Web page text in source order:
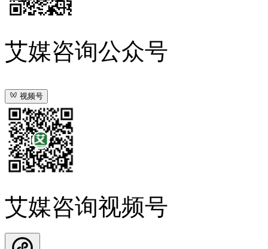
艾媒咨询公众号
视频号
艾媒咨询视频号